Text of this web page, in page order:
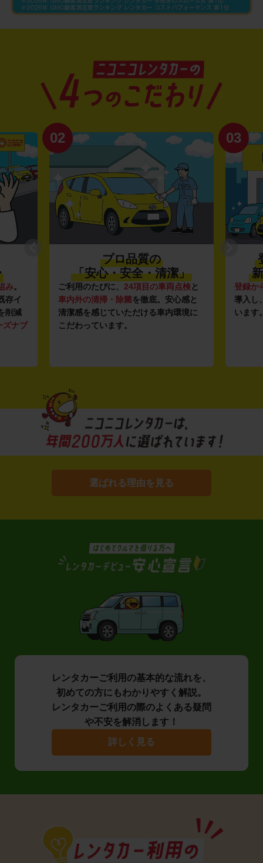
み。
存イ
削減
ズナブ
02
プロ品質の
「安心・安全・清潔」
ご利用のたびに、 24項目の車両点検と
車内外の清掃・除菌を徹底。安心感と
清潔感を感じていただける車内環境に
こだわっています。
03
登録か
導入し
います
選ばれる理由を見る
レンタカーご利用の基本的な流れを、
初めての方にもわかりやすく解説。
レンタカーご利用の際のよくある疑問
や不安を解消します！
詳しく見る